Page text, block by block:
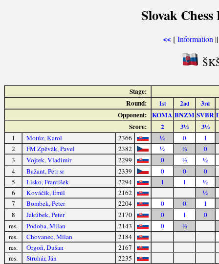
Slovak
<< [Information
Stage:
Round:
1st 2nd 3rd
Opponent: KOMA BNZM SVBR
Score:
2 3½ 3½
1 Motúz, Karol 2366 ½ 0
1
2
FM Zpěvák, Pavel 2382 ½ ½
0
3
Vojtek, Vladimír 2299 0 ½
½
4
Bažant, Petr sr 2339 0 0
0
5
Lisko, František 2294 1 1
½
6
Kováčik, Emil 2162
½
7
Bombek, Peter 2204 0 0
1
8
Jakúbek, Peter 2170 0 1
0
res.
Podoba, Milan 2143 0
½
res.
Chovanec, Milan
2184
res.
Orgoň, Dušan
2167
res.
Struhár, Ján
2235